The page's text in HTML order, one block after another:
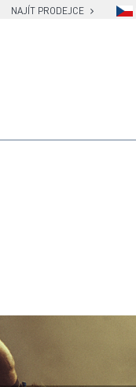
NAJÍT PRODEJCE